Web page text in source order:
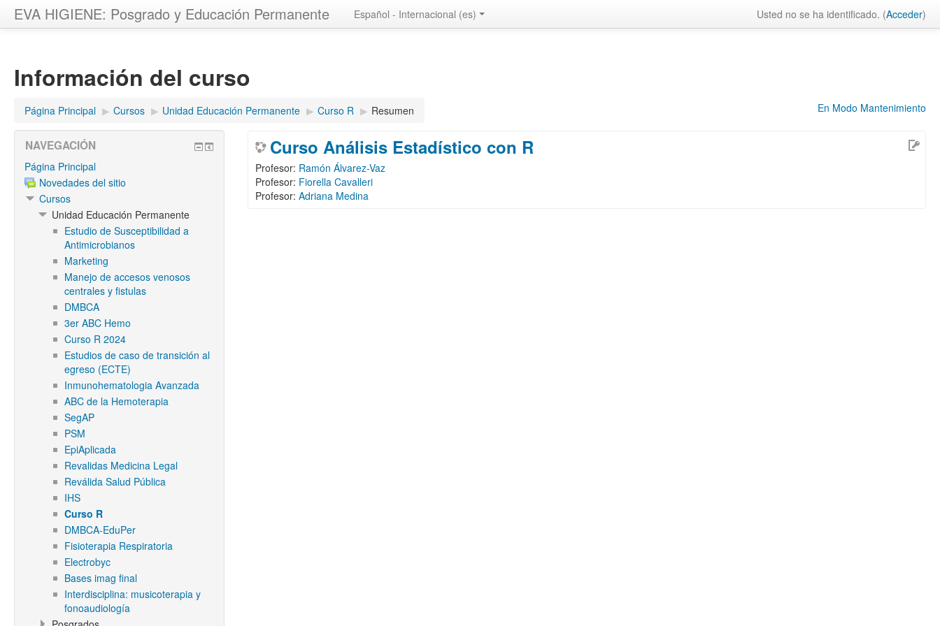
EVA HIGIENE: Posgrado y Educación Permanente Usted no se ha identificado. (Acceder)
Español - Internacional ‎(es)‎
Información del curso
Página Principal ▶︎ Cursos ▶︎ Unidad Educación Permanente ▶︎ Curso R ▶︎ Resumen En Modo Mantenimiento
Curso Análisis Estadístico con R
Profesor: Ramón Álvarez-Vaz
Profesor: Fiorella Cavalleri
Profesor:Adriana Medina
NAVEGACIÓN
Página Principal
Novedades del sitio
Cursos
Unidad Educación Permanente
Estudio de Susceptibilidad a
Antimicrobianos
Marketing
Manejo de accesos venosos
centrales y fistulas
DMBCA
3er ABC Hemo
Curso R 2024
Estudios de caso de transición al
egreso (ECTE)
Inmunohematologia Avanzada
ABC de la Hemoterapia
SegAP
PSM
EpiAplicada
Revalidas Medicina Legal
Reválida Salud Pública
IHS
Curso R
DMBCA-EduPer
Fisioterapia Respiratoria
Electrobyc
Bases imag final
Interdisciplina: musicoterapia y
fonoaudiología